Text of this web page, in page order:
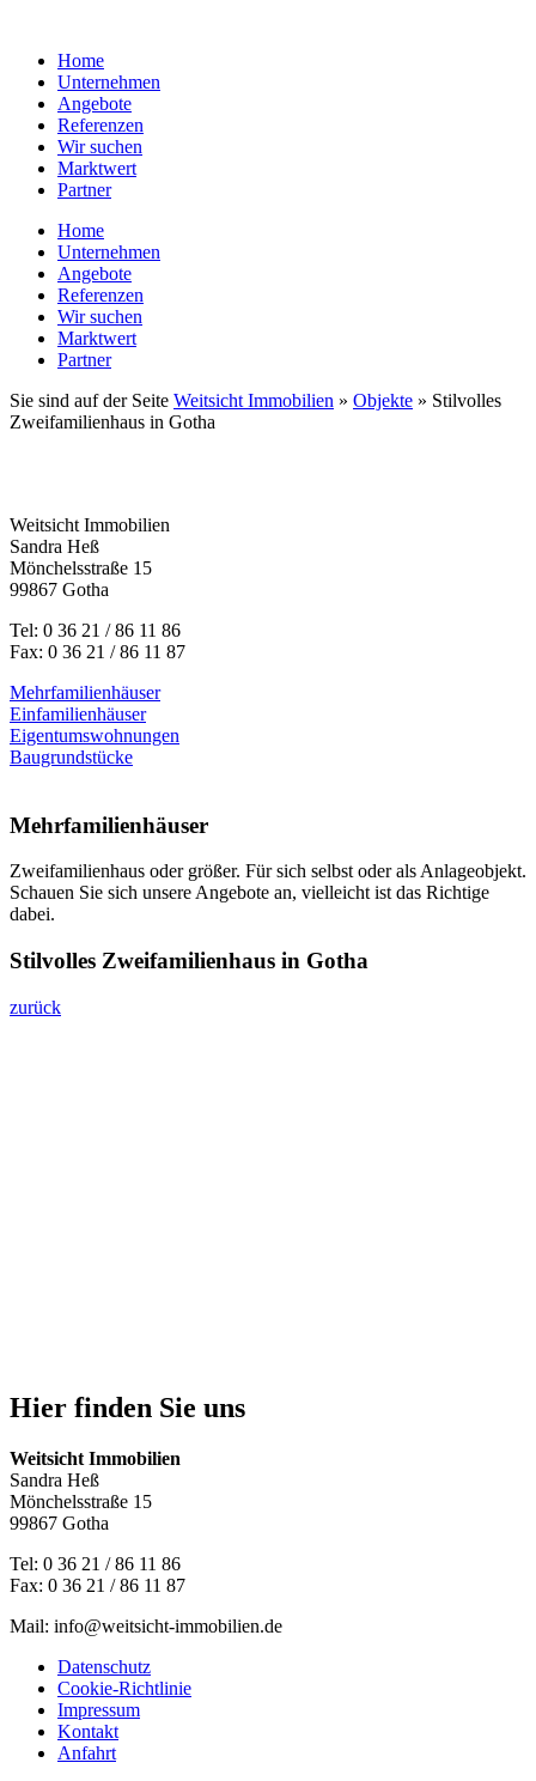
wechselnHome
Unternehmen
Angebote
Referenzen
Wir suchen
Marktwert
Partner
Home
Unternehmen
Angebote
Referenzen
Wir suchen
Marktwert
Partner
Sie sind auf der Seite Weitsicht Immobilien » Objekte » Stilvolles
Zweifamilienhaus in Gotha
Weitsicht Immobilien
Sandra Heß
Mönchelsstraße 15
99867 Gotha
Tel: 0 36 21 / 86 11 86
Fax: 0 36 21 / 86 11 87
Mehrfamilienhäuser
Einfamilienhäuser
Eigentumswohnungen
Baugrundstücke
Mehrfamilienhäuser
Zweifamilienhaus oder größer. Für sich selbst oder als Anlageobjekt.
Schauen Sie sich unsere Angebote an, vielleicht ist das Richtige
dabei.
Stilvolles Zweifamilienhaus in Gotha
zurück
Hier finden Sie uns
Weitsicht Immobilien
Sandra Heß
Mönchelsstraße 15
99867 Gotha
Tel: 0 36 21 / 86 11 86
Fax: 0 36 21 / 86 11 87
Mail: info@weitsicht-immobilien.de
Datenschutz
Cookie-Richtlinie
Impressum
Kontakt
Anfahrt